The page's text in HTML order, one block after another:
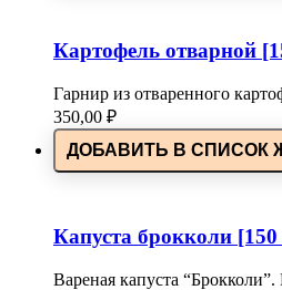
Картофель отварной
Гарнир из отваренного
350,00 ₽
ДОБАВИТЬ В СПИСОК
Капуста брокколи [150
Вареная капуста